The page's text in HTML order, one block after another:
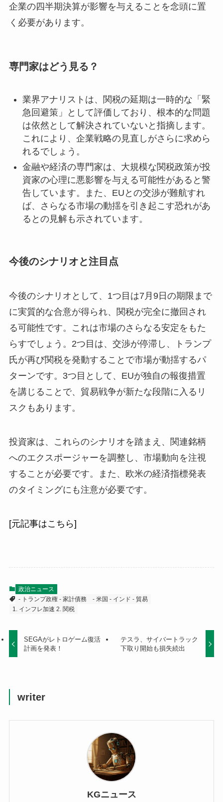
企業の四半期決算が影響を与えることを念頭に置
く必要があります。
専門家はどう見る？
業界アナリストは、関税の延期は一時的な「緊
急回避策」として評価しており、根本的な問題
は依然として解決されていないと指摘します。
これにより、企業戦略の見直しがさらに求めら
れるでしょう。
金融や経済の専門家は、大規模な関税政策が投
資家の心理に悪影響を与える可能性があると警
告しています。また、EUとの交渉が難航すれ
ば、さらなる市場の動揺を引き起こす恐れがあ
るとの見解も示されています。
今後のシナリオと注目点
今後のシナリオとして、1つ目は7月9日の期限まで
に実質的な合意が得られ、関税が完全に撤回され
る可能性です。これは市場のさらなる安定をもた
らすでしょう。2つ目は、交渉が停滞し、トランプ
氏が再び関税を発動することで市場が動揺するパ
ターンです。3つ目として、EUが独自の報復措置
を講じることで、貿易戦争が新たな段階に入るリ
スクもあります。
投資家は、これらのシナリオを踏まえ、関連銘柄
へのエクスポージャーを調整し、市場動向を注視
することが必要です。また、欧米の経済指標発表
のタイミングにも注意が必要です。
[元記事はこちら]
政治ニュース
- トランプ政権 - 家計債務
- 米国 - インド - 貿易
1. インフレ加速 2. 関税
SEGAがレトロゲーム復活
計画を発表！
テスラ、サイバートラック
下取り開始も損失続出
writer
KGニュース